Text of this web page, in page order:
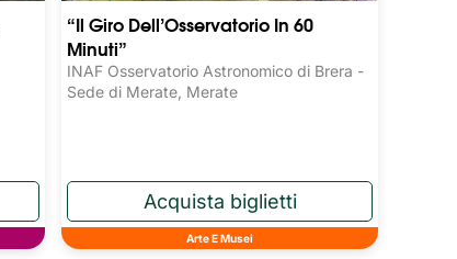
“Il Giro Dell’Osservatorio In 60
Minuti”
INAF Osservatorio Astronomico di Brera -
Sede di Merate, Merate
Arte E Musei